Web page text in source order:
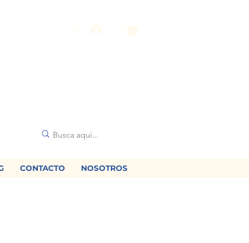
CONTACTO NOSOTROS